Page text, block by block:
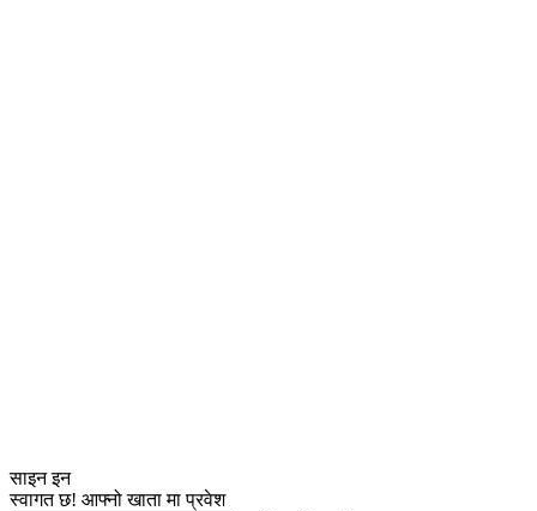
साइन इन
स्वागत छ! आफ्नो खाता मा प्रवेश